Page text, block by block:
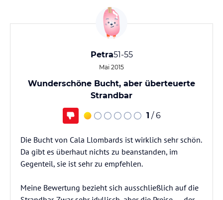
Petra51-55
Mai 2015
Wunderschöne Bucht, aber überteuerte
Strandbar
1 / 6
Die Bucht von Cala Llombards ist wirklich sehr schön.
Da gibt es überhaut nichts zu beanstanden, im
Gegenteil, sie ist sehr zu empfehlen.
Meine Bewertung bezieht sich ausschließlich auf die